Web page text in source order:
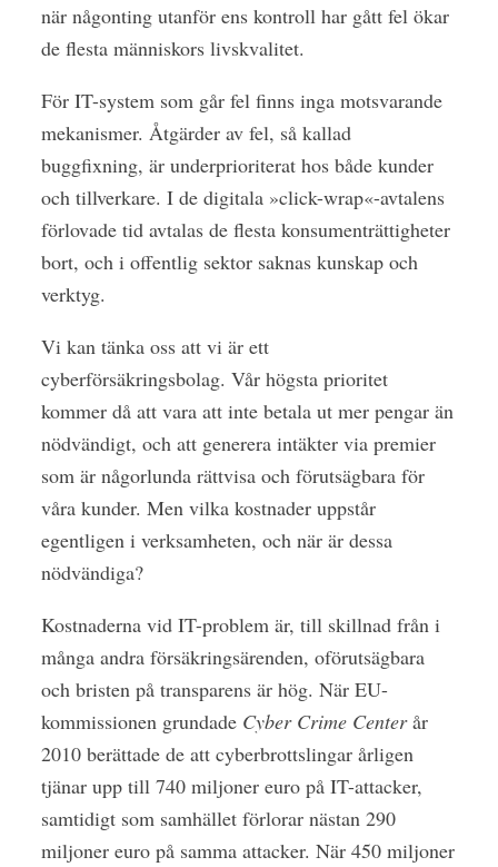
när någonting utanför ens kontroll har gått fel ökar
de flesta människors livs­kvalitet.
För IT-system som går fel finns inga motsvarande
mekanismer. Åtgärder av fel, så kallad
buggfixning, är underprioriterat hos både kunder
och tillverkare. I de digitala »click-wrap«-avtalens
förlovade tid avtalas de flesta konsumenträttigheter
bort, och i offentlig sektor saknas kunskap och
verktyg.
Vi kan tänka oss att vi är ett
cyberförsäkringsbolag. Vår högsta prioritet
kommer då att vara att inte betala ut mer pengar än
nödvändigt, och att generera intäkter via premier
som är någorlunda rättvisa och förutsägbara för
våra kunder. Men vilka kostnader uppstår
egentligen i verksamheten, och när är dessa
nödvändiga?
Kostnaderna vid IT-problem är, till skillnad från i
många andra försäkringsärenden, oförutsägbara
och bristen på transparens är hög. När EU-
kommissionen grundade Cyber Crime Centerår
2010 berättade de att cyberbrottslingar årligen
tjänar upp till 740 miljoner euro på IT-attacker,
samtidigt som samhället förlorar nästan 290
miljoner euro på samma attacker. När 450 miljoner